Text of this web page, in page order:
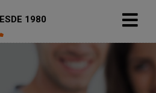
1980